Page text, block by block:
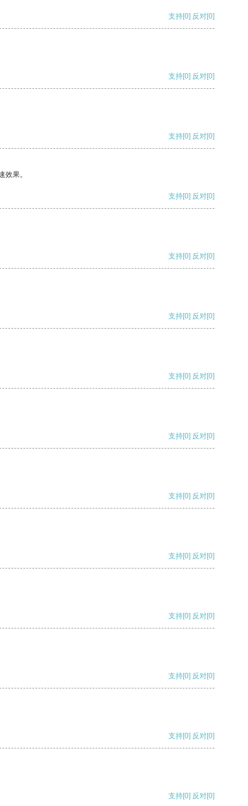
支持[0] 反对[0]
支持[0] 反对[0]
支持[0] 反对[0]
果。
支持[0] 反对[0]
支持[0] 反对[0]
支持[0] 反对[0]
支持[0] 反对[0]
支持[0] 反对[0]
支持[0] 反对[0]
支持[0] 反对[0]
支持[0] 反对[0]
支持[0] 反对[0]
支持[0] 反对[0]
支持[0] 反对[0]